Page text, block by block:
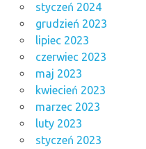
styczeń 2024
grudzień 2023
lipiec 2023
czerwiec 2023
maj 2023
kwiecień 2023
marzec 2023
luty 2023
styczeń 2023